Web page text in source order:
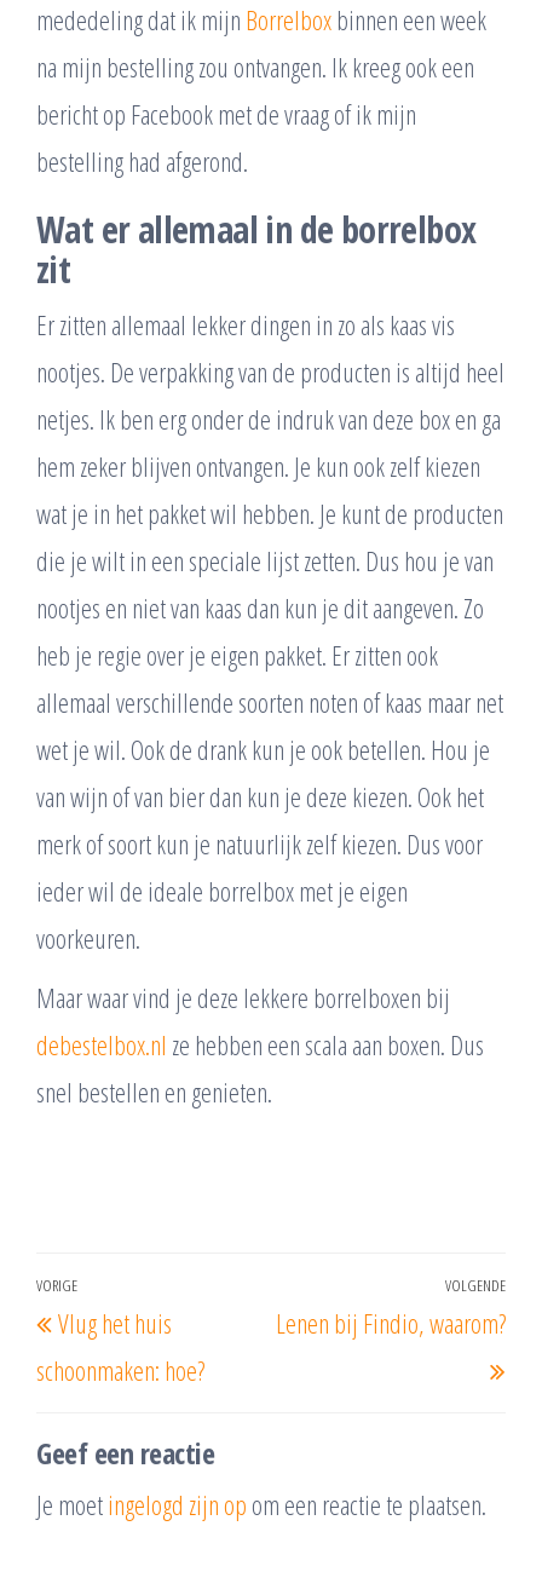
mededeling dat ik mijn Borrelbox binnen een week
na mijn bestelling zou ontvangen. Ik kreeg ook een
bericht op Facebook met de vraag of ik mijn
bestelling had afgerond.
Wat er allemaal in de borrelbox
zit
Er zitten allemaal lekker dingen in zo als kaas vis
nootjes. De verpakking van de producten is altijd heel
netjes. Ik ben erg onder de indruk van deze box en ga
hem zeker blijven ontvangen. Je kun ook zelf kiezen
wat je in het pakket wil hebben. Je kunt de producten
die je wilt in een speciale lijst zetten. Dus hou je van
nootjes en niet van kaas dan kun je dit aangeven. Zo
heb je regie over je eigen pakket. Er zitten ook
allemaal verschillende soorten noten of kaas maar net
wet je wil. Ook de drank kun je ook betellen. Hou je
van wijn of van bier dan kun je deze kiezen. Ook het
merk of soort kun je natuurlijk zelf kiezen. Dus voor
ieder wil de ideale borrelbox met je eigen
voorkeuren.
Maar waar vind je deze lekkere borrelboxen bij
debestelbox.nl ze hebben een scala aan boxen. Dus
snel bestellen en genieten.
Bericht
navigatie
Vorig
bericht
VORIGE
Vlug het huis
schoonmaken: hoe?
VOLGENDE
Lenen bij Findio, waarom?
Geef een reactie
Je moetingelogd zijn op om een reactie te plaatsen.